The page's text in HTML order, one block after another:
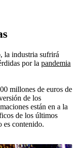
la industria sufrirá
por la pandemia
millones de euros de
de los
están en a la
de los últimos
es contenido.